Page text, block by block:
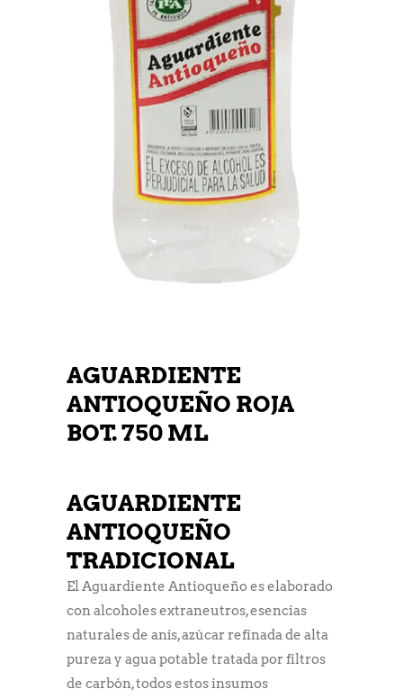
AGUARDIENTE
ANTIOQUEÑO ROJA
BOT. 750 ML
AGUARDIENTE
ANTIOQUEÑO
TRADICIONAL
El Aguardiente Antioqueño es elaborado
con alcoholes extraneutros, esencias
naturales de anís, azúcar refinada de alta
pureza y agua potable tratada por filtros
de carbón, todos estos insumos